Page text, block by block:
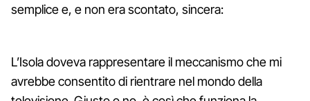
semplice e, e non era scontato, sincera:
L’Isola doveva rappresentare il meccanismo che mi
avrebbe consentito di rientrare nel mondo della